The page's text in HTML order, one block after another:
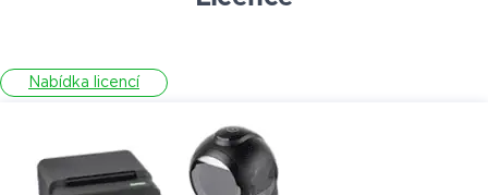
Nabídka licencí